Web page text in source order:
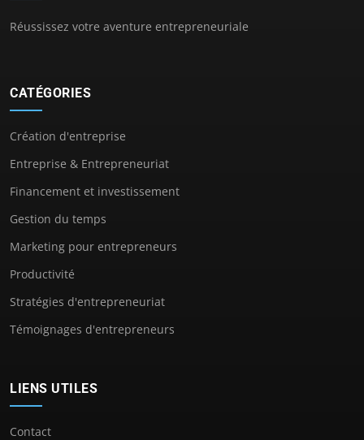
Réussissez votre aventure entrepreneuriale
CATÉGORIES
Création d'entreprise
Entreprise & Entrepreneuriat
Financement et investissement
Gestion du temps
Marketing pour entrepreneurs
Productivité
Stratégies d'entrepreneuriat
Témoignages d'entrepreneurs
LIENS UTILES
Contact